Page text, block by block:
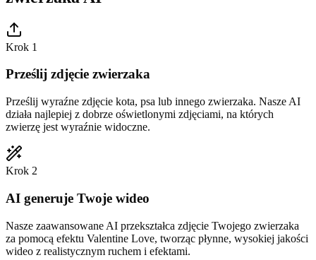
Krok 1
Prześlij zdjęcie zwierzaka
Prześlij wyraźne zdjęcie kota, psa lub innego zwierzaka. Nasze AI
działa najlepiej z dobrze oświetlonymi zdjęciami, na których
zwierzę jest wyraźnie widoczne.
Krok 2
AI generuje Twoje wideo
Nasze zaawansowane AI przekształca zdjęcie Twojego zwierzaka
za pomocą efektu Valentine Love, tworząc płynne, wysokiej jakości
wideo z realistycznym ruchem i efektami.